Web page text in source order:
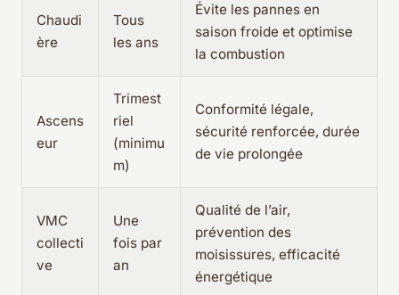
Chaudi
ère
Tous
les ans
Évite les pannes en
saison froide et optimise
la combustion
Ascens
eur
Trimest
riel
(minimu
m)
Conformité légale,
sécurité renforcée, durée
de vie prolongée
VMC
collecti
ve
Une
fois par
an
Qualité de l’air,
prévention des
moisissures, efficacité
énergétique